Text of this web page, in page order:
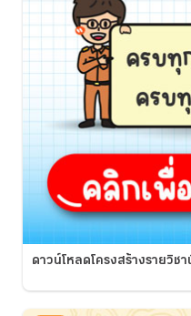
ดาวน์โหลดโครงสร้างรายวิช